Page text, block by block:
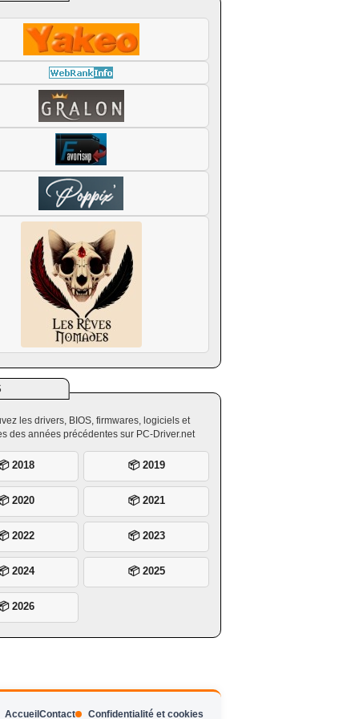
les drivers, BIOS, firmwares, logiciels et
des années précédentes sur PC-Driver.net
2018 📦 2019
2020 📦 2021
2022 📦 2023
2024 📦 2025
2026
Accueil Contact Confidentialité et cookies